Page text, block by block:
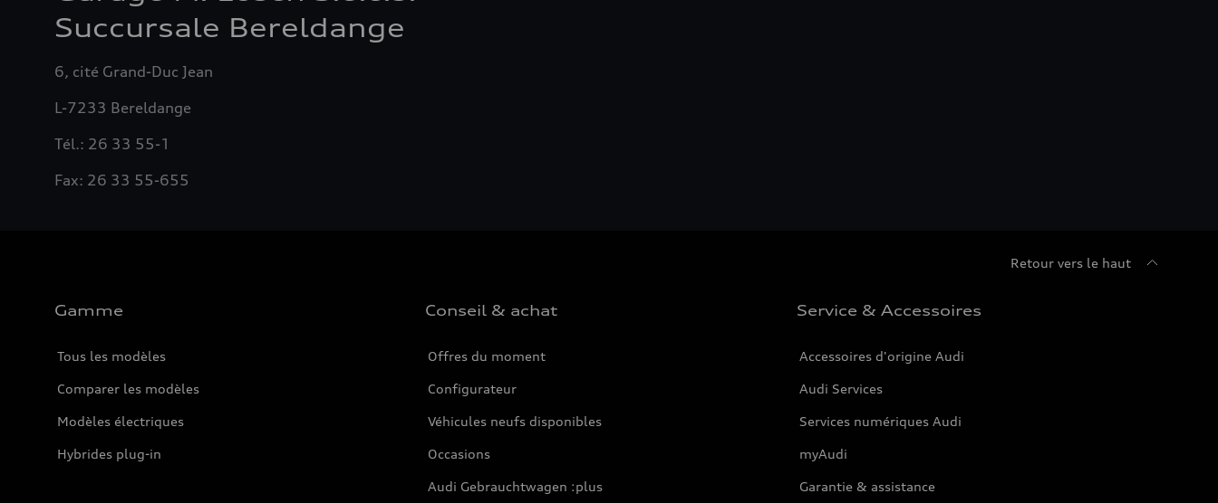
Succursale Bereldange
6, cité Grand-Duc Jean
L-7233 Bereldange
Tél.: 26 33 55-1
Fax: 26 33 55-655
Retour vers le haut
Gamme
Tous les modèles
Comparer les modèles
Modèles électriques
Hybrides plug-in
Conseil & achat
Offres du moment
Configurateur
Véhicules neufs disponibles
Occasions
Audi Gebrauchtwagen :plus
Service & Accessoires
Accessoires d'origine Audi
Audi Services
Services numériques Audi
myAudi
Garantie & assistance